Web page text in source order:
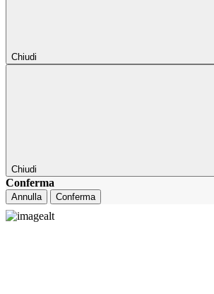
Chiudi
Chiudi
Conferma
Annulla Conferma